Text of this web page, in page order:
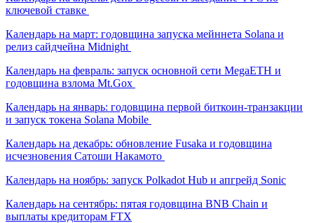
ключевой ставке
Календарь на март: годовщина запуска мейннета Solana и
релиз сайдчейна Midnight
Календарь на февраль: запуск основной сети MegaETH и
годовщина взлома Mt.Gox
Календарь на январь: годовщина первой биткоин-транзакции
и запуск токена Solana Mobile
Календарь на декабрь: обновление Fusaka и годовщина
исчезновения Сатоши Накамото
Календарь на ноябрь: запуск Polkadot Hub и апгрейд Sonic
Календарь на сентябрь: пятая годовщина BNB Chain и
выплаты кредиторам FTX